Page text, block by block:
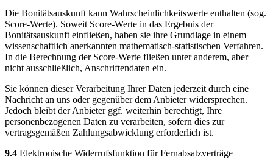
Die Bonitätsauskunft kann Wahrscheinlichkeitswerte enthalten (sog.
Score-Werte). Soweit Score-Werte in das Ergebnis der
Bonitätsauskunft einfließen, haben sie ihre Grundlage in einem
wissenschaftlich anerkannten mathematisch-statistischen Verfahren.
In die Berechnung der Score-Werte fließen unter anderem, aber
nicht ausschließlich, Anschriftendaten ein.
Sie können dieser Verarbeitung Ihrer Daten jederzeit durch eine
Nachricht an uns oder gegenüber dem Anbieter widersprechen.
Jedoch bleibt der Anbieter ggf. weiterhin berechtigt, Ihre
personenbezogenen Daten zu verarbeiten, sofern dies zur
vertragsgemäßen Zahlungsabwicklung erforderlich ist.
9.4 Elektronische Widerrufsfunktion für Fernabsatzverträge